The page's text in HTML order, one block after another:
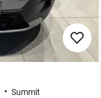
• Summit